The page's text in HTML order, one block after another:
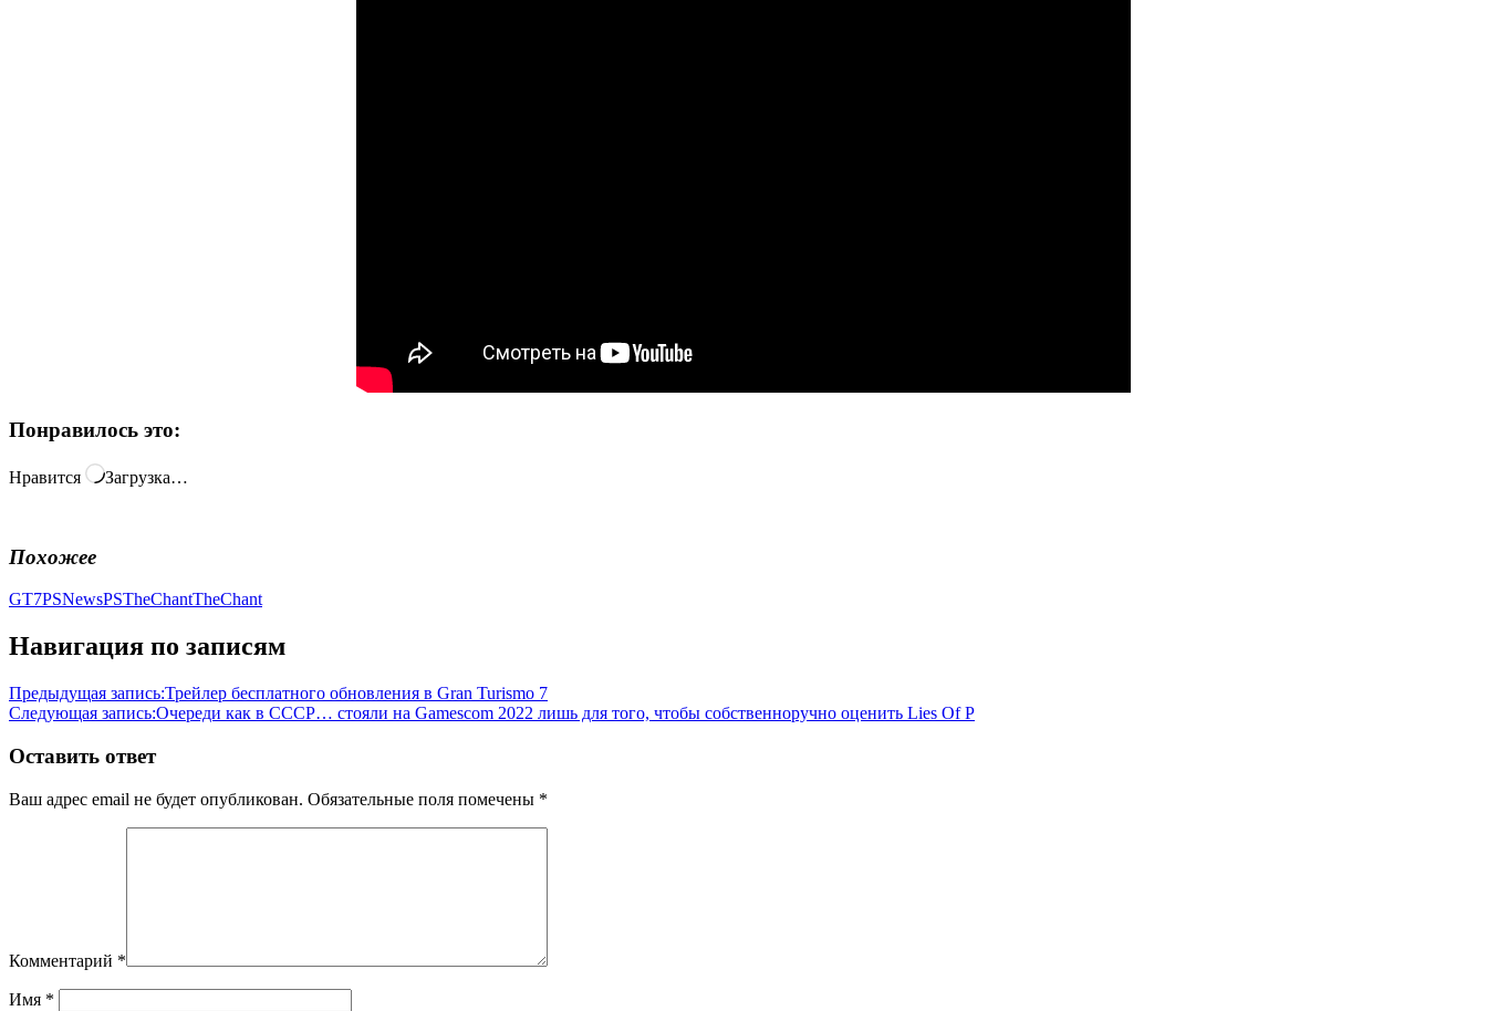
Понравилось это:
Нравится Загрузка…
Похожее
GT7PSNewsPSTheChantTheChant
Навигация по записям
Предыдущая запись:Трейлер бесплатного обновления в Gran Turismo 7
Следующая запись:Очереди как в СССР… стояли на Gamescom 2022 лишь для того, чтобы собственноручно оценить Lies Of P
Оставить ответ
Ваш адрес email не будет опубликован. Обязательные поля помечены *
Комментарий *
Имя *